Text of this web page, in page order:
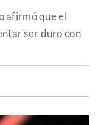
afirmó que el
ser duro con